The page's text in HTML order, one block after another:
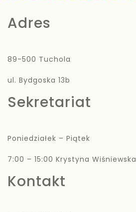
Adres
89-500 Tuchola
ul. Bydgoska 13b
Sekretariat
Poniedziałek – Piątek
7:00 – 15:00 Krystyna Wiśniewska
Kontakt